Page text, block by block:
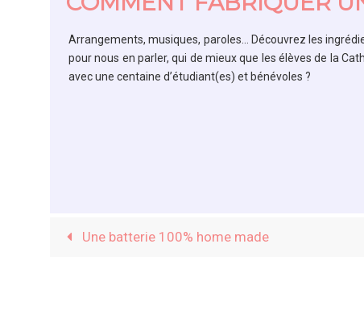
Arrangements, musiques, paroles… Découvrez les
pour nous en parler, qui de mieux que les élèves de la
avec une centaine d’étudiant(es) et bénévoles ?
Une batterie 100% home made